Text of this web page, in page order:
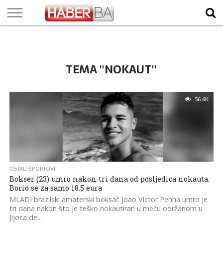
TEMA "NOKAUT"
56.6K
OSTALI SPORTOVI
Bokser (23) umro nakon tri dana od posljedica nokauta.
Borio se za samo 18.5 eura
MLADI brazilski amaterski boksač Joao Victor Penha umro je
tri dana nakon što je teško nokautiran u meču održanom u
Jijoca de...